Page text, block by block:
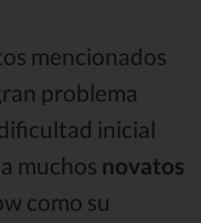
mencionados
problema
inicial
muchos novatos
como su